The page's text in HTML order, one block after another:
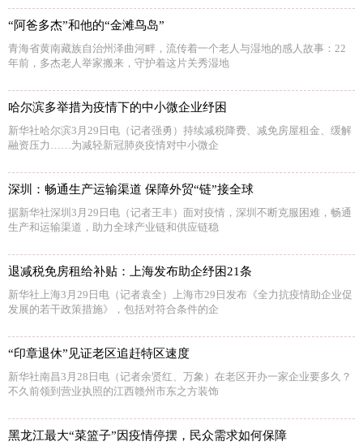
“阿爸多杰”和他的“金滩鸟岛”
青海省黄南藏族自治州泽曲河畔，流传着一个老人与湿地的感人故事：22
年前，多杰老人举家搬来，守护着这片关秀湿地
哈尔滨多举措为疫情下的中小微企业纾困
新华社哈尔滨3月29日电（记者强勇）持续减税降费、减免房屋租金、缓解
融资压力……为减轻新冠肺炎疫情对中小微企
深圳：畅通生产运输渠道 保障外贸“链”接全球
据新华社深圳3月29日电（记者王丰）面对疫情，深圳不断克服困难，畅通
生产和运输渠道，助力全球产业链和供应链稳
退减税免房租给补贴：上海发布助企纾困21条
新华社上海3月29日电（记者袁全）上海市29日发布《全力抗疫情助企业促
发展的若干政策措施》，包括对符合条件的企
“印章退休”见证老区追赶特区速度
新华社南昌3月28日电（记者余贤红、万象）在老区开办一家企业要多久？
不久前领到营业执照的江西赣州市东之方装饰
黑龙江最大“菜篮子”因疫情停摆，民众需求如何保障